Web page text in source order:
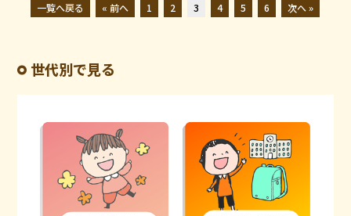
一覧へ戻る « 前へ 1 2 3 4 5 6 次へ »
世代別で見る